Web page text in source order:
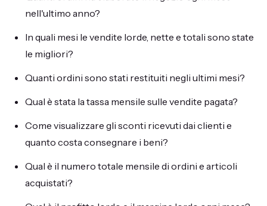
nell'ultimo anno?
In quali mesi le vendite lorde, nette e totali sono state
le migliori?
Quanti ordini sono stati restituiti negli ultimi mesi?
Qual è stata la tassa mensile sulle vendite pagata?
Come visualizzare gli sconti ricevuti dai clienti e
quanto costa consegnare i beni?
Qual è il numero totale mensile di ordini e articoli
acquistati?